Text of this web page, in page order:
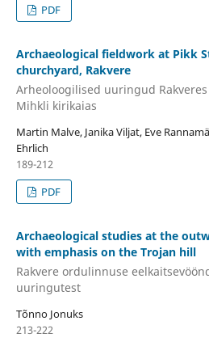
PDF
Archaeological fieldwork at Pikk
churchyard, Rakvere
Arheoloogilised uuringud
Mihkli kirikaias
Martin Malve, Janika Viljat, Eve
Ehrlich
189-212
PDF
Archaeological studies at the
with emphasis on the Trojan hill
Rakvere ordulinnuse
uuringutest
Tõnno Jonuks
213-222